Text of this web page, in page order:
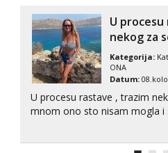
U
nekog za
Kategorija:
ONA
Datum:
U procesu rastave , trazim
mnom ono sto nisam mogla i